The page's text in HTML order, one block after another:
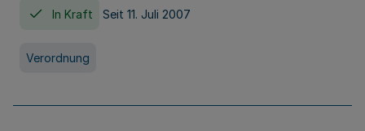
In Kraft Seit 11. Juli 2007
Verordnung